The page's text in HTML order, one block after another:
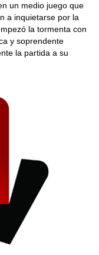
un medio juego que
a inquietarse por la
la tormenta con
y soprendente
la partida a su